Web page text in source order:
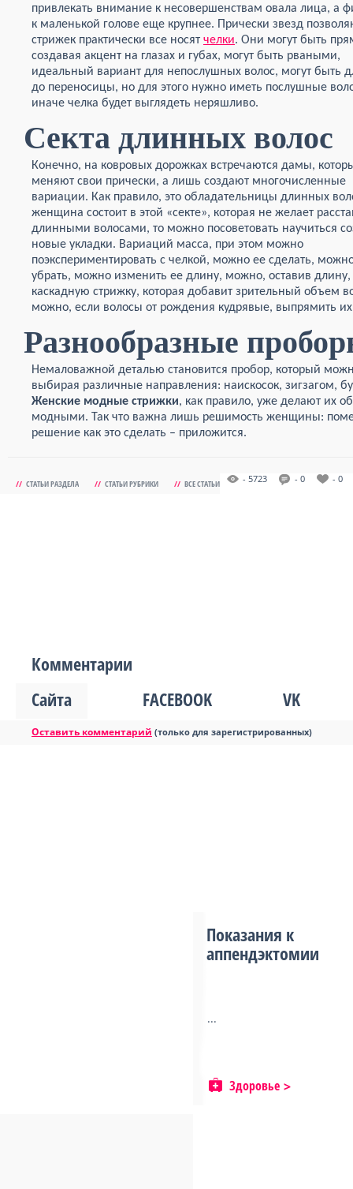
привлекать внимание к несовершенствам овала лица, а
к маленькой голове еще крупнее. Прически звезд
стрижек практически все носят челки. Они могут быть
создавая акцент на глазах и губах, могут быть рваными,
идеальный вариант для непослушных волос, могут быть
до переносицы, но для этого нужно иметь послушные
иначе челка будет выглядеть неряшливо.
Секта длинных волос
Конечно, на ковровых дорожках встречаются дамы,
меняют свои прически, а лишь создают многочисленные
вариации. Как правило, это обладательницы длинных
женщина состоит в этой «секте», которая не желает
длинными волосами, то можно посоветовать научиться
новые укладки. Вариаций масса, при этом можно
поэкспериментировать с челкой, можно ее сделать,
убрать, можно изменить ее длину, можно, оставив длину,
каскадную стрижку, которая добавит зрительный объем
можно, если волосы от рождения кудрявые, выпрямить
Разнообразные
Немаловажной деталью становится пробор, который
выбирая различные направления: наискосок, зигзагом,
Женские модные стрижки, как правило, уже делают их
модными. Так что важна лишь решимость женщины:
решение как это сделать – приложится.
// СТАТЬИ РАЗДЕЛА // СТАТЬИ РУБРИКИ // ВСЕ СТАТЬИ - 5723 - 0 - 0
Комментарии
Сайта
FACEBOOK VK
Оставить комментарий (только для зарегистрированных)
Показания к
аппендэктомии
...
Здоровье